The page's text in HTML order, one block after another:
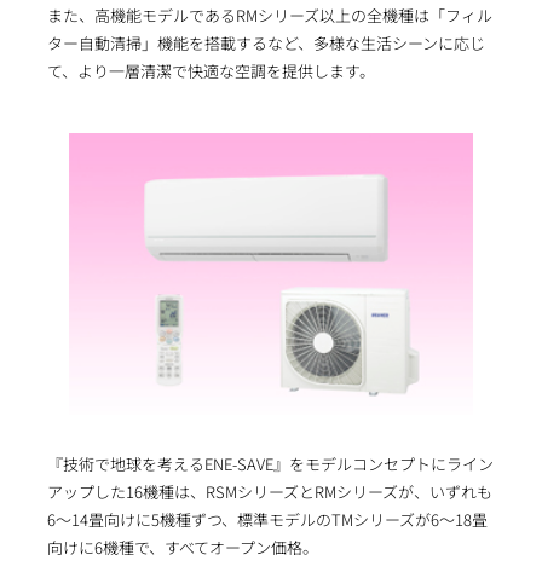
また、高機能モデルであるRMシリーズ以上の全機種は「フィル
ター自動清掃」機能を搭載するなど、多様な生活シーンに応じ
て、より一層清潔で快適な空調を提供します。
『技術で地球を考えるENE-SAVE』をモデルコンセプトにライン
アップした16機種は、RSMシリーズとRMシリーズが、いずれも
6～14畳向けに5機種ずつ、標準モデルのTMシリーズが6～18畳
向けに6機種で、すべてオープン価格。